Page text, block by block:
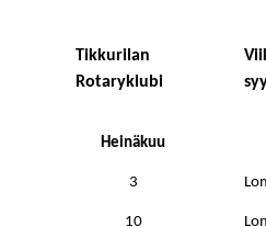
Tikkurilan
Rotaryklubi
Heinäkuu
3
10